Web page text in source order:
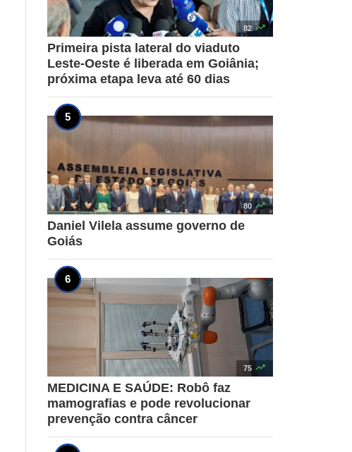
82 
Primeira pista lateral do viaduto
Leste-Oeste é liberada em Goiânia;
próxima etapa leva até 60 dias
80 
Daniel Vilela assume governo de
Goiás
75 
MEDICINA E SAÚDE: Robô faz
mamografias e pode revolucionar
prevenção contra câncer